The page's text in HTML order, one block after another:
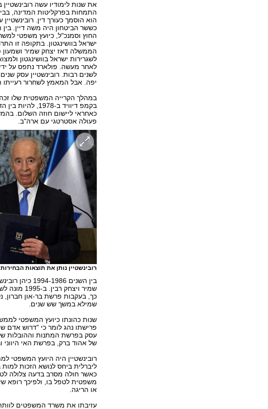
התמחות בפרקליטות המדינה,
הוא הוסמך כעורך דין.
החוץ וסמנכ"ל, כיועץ משפטי
ישראל בוושינגטון. בתקופה זו
הממשלה דאז יצחק שמיר ושמעון
לשגרירות ישראל בוושינגטון
לאחר מעשה. פולארד נתפס על ידי
לשנים רבות. רובינשטיין עסק
יפה. אבל המאמץ לשחרור רעייתו
במהלך הקרייה המשפטית שלו
בקמפ דיוויד ב-
כאחראי ליישום חוזה השלום.
פעולה אסטרטגי עם ארה"ב.
רובינשטיין נותן את תוצאות הבחירות ב-2013
בין השנים
שמיר
כך, בעקבות פרשת בר-און
שמילא במשך שש שנים.
שנות כהונתו כיועץ המשפטי
פרישתו נהג לומר כי "דרוש אדם
עסק בפרשת המתנות וההובלות
של אהוד ברק, בפרשת האי היווני
רובינשטיין היה היועץ
ליברלית ביחס לנושא הזכות
כאשר חולה מסרב בדעה צלולה
משפטית לטפל בו, ולפיכך רופא
או הריגה.
עזיבתו את משרד המשפטים